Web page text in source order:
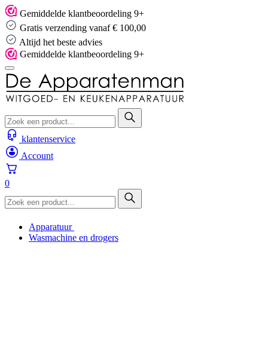
Skip
to
content
Gemiddelde klantbeoordeling 9+
Gratis verzending vanaf € 100,00
Altijd het beste advies
Gemiddelde klantbeoordeling 9+
klantenservice
Account
0
Apparatuur
Wasmachine en drogers